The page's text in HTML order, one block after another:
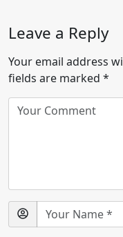
Leave a Reply
Your email address
fields are marked *